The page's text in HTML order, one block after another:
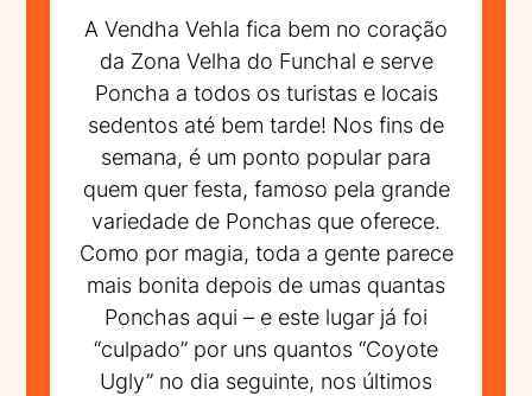
A Vendha Vehla fica bem no coração
da Zona Velha do Funchal e serve
Poncha a todos os turistas e locais
sedentos até bem tarde! Nos fins de
semana, é um ponto popular para
quem quer festa, famoso pela grande
variedade de Ponchas que oferece.
Como por magia, toda a gente parece
mais bonita depois de umas quantas
Ponchas aqui – e este lugar já foi
“culpado” por uns quantos “Coyote
Ugly” no dia seguinte, nos últimos